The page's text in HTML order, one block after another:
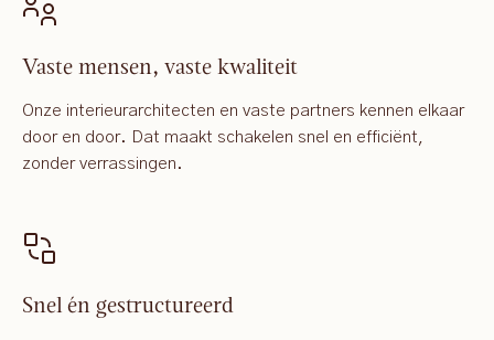
Vaste mensen, vaste kwaliteit
Onze interieurarchitecten en vaste partners kennen elkaar
door en door. Dat maakt schakelen snel en efficiënt,
zonder verrassingen.
Snel én gestructureerd